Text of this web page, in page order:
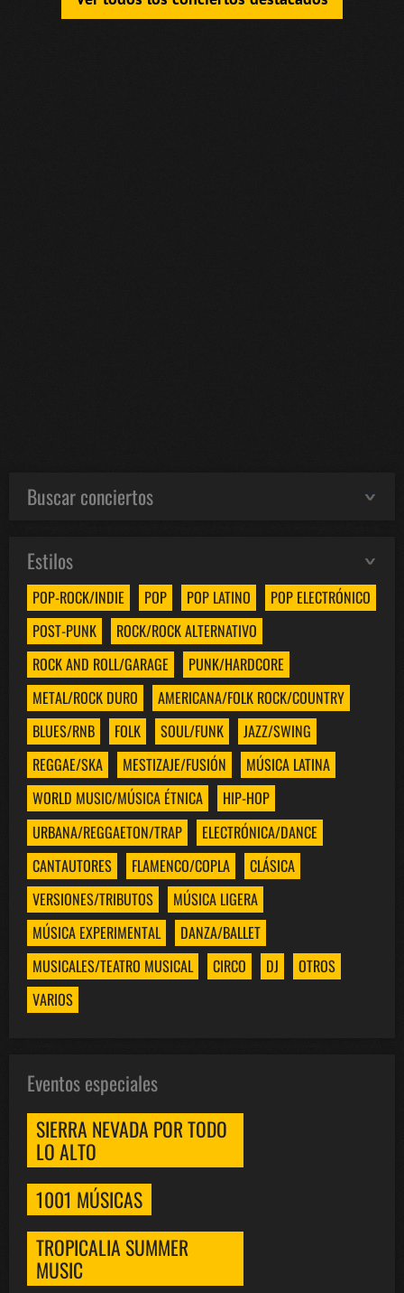
Buscar conciertos
Estilos
POP-ROCK/INDIE POP POP LATINO
POP ELECTRÓNICO
POST-PUNK
ROCK/ROCK ALTERNATIVO
ROCK AND ROLL/GARAGE
PUNK/HARDCORE
METAL/ROCK DURO
AMERICANA/FOLK ROCK/COUNTRY
BLUES/RNB
FOLK SOUL/FUNK
JAZZ/SWING
REGGAE/SKA
MESTIZAJE/FUSIÓN
MÚSICA LATINA
WORLD MUSIC/MÚSICA ÉTNICA
HIP-HOP
URBANA/REGGAETON/TRAP
ELECTRÓNICA/DANCE
CANTAUTORES
FLAMENCO/COPLA
CLÁSICA
VERSIONES/TRIBUTOS
MÚSICA LIGERA
MÚSICA EXPERIMENTAL
DANZA/BALLET
MUSICALES/TEATRO MUSICAL
CIRCO DJ
OTROS
VARIOS
Eventos especiales
SIERRA NEVADA POR TODO
LO ALTO
1001 MÚSICAS
TROPICALIA SUMMER
MUSIC